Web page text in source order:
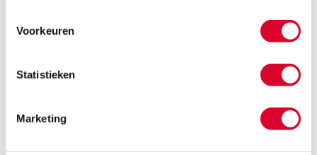
Voorkeuren
Statistieken
Marketing